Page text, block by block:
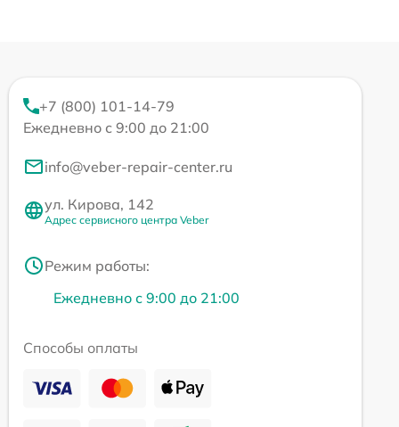
+7 (800) 101-14-79
Ежедневно с 9:00 до 21:00
info@veber-repair-center.ru
ул. Кирова, 142
Адрес сервисного центра Veber
Режим работы:
Ежедневно с 9:00 до 21:00
Способы оплаты